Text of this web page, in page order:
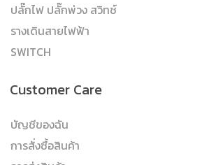
ปลั๊กไฟ ปลั๊กพ่วง สวิทช์
รางเดินสายไฟฟ้า
SWITCH
Customer Care
บัญชีของฉัน
การสั่งซื้อสินค้า